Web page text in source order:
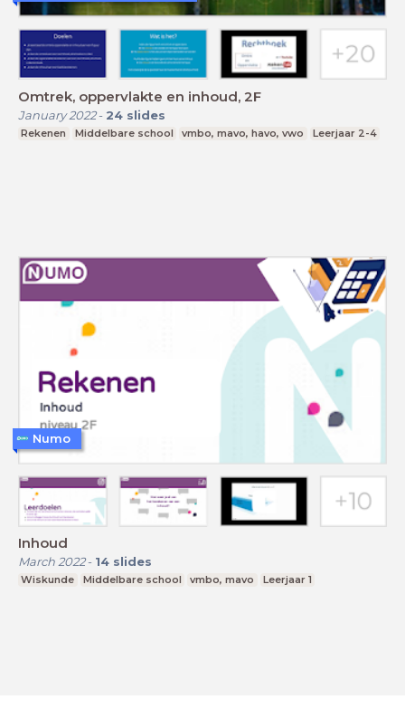
Omtrek, oppervlakte en inhoud, 2F
January 2022- 24 slides
Rekenen Middelbare school vmbo, mavo, havo, vwo Leerjaar 2-4
Inhoud
March 2022- 14 slides
Wiskunde Middelbare school vmbo, mavo Leerjaar 1
Numo